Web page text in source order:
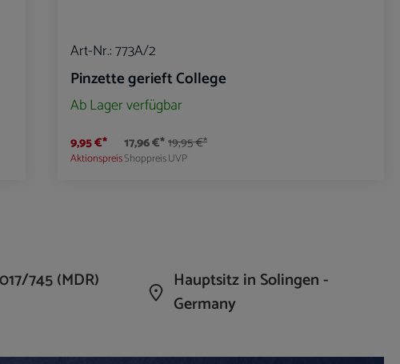
Art-Nr.:773A/2
Pinzette gerieft College
Ab Lager verfügbar
9,95 €*
Aktionspreis
17,96 €*
Shoppreis
19,95 €*
UVP
745 (MDR)
Hauptsitz in Solingen -
Germany